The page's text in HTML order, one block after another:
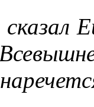
сказал